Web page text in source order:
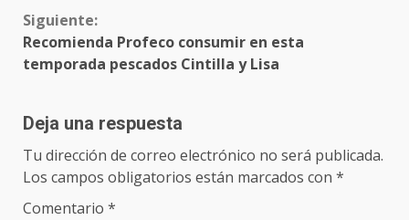
Siguiente:
Recomienda Profeco consumir en esta
temporada pescados Cintilla y Lisa
Deja una respuesta
Tu dirección de correo electrónico no será publicada.
Los campos obligatorios están marcados con *
Comentario *